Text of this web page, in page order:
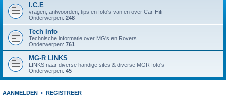
I.C.E
vragen, antwoorden, tips en foto's van en over Car-Hifi
Onderwerpen: 248
Tech Info
Technische informatie over MG's en Rovers.
Onderwerpen: 761
MG-R LINKS
LINKS naar diverse handige sites & diverse MGR foto's
Onderwerpen: 45
AANMELDEN • REGISTREER